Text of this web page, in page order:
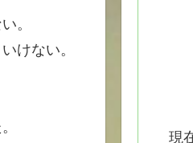
。
けない。
現